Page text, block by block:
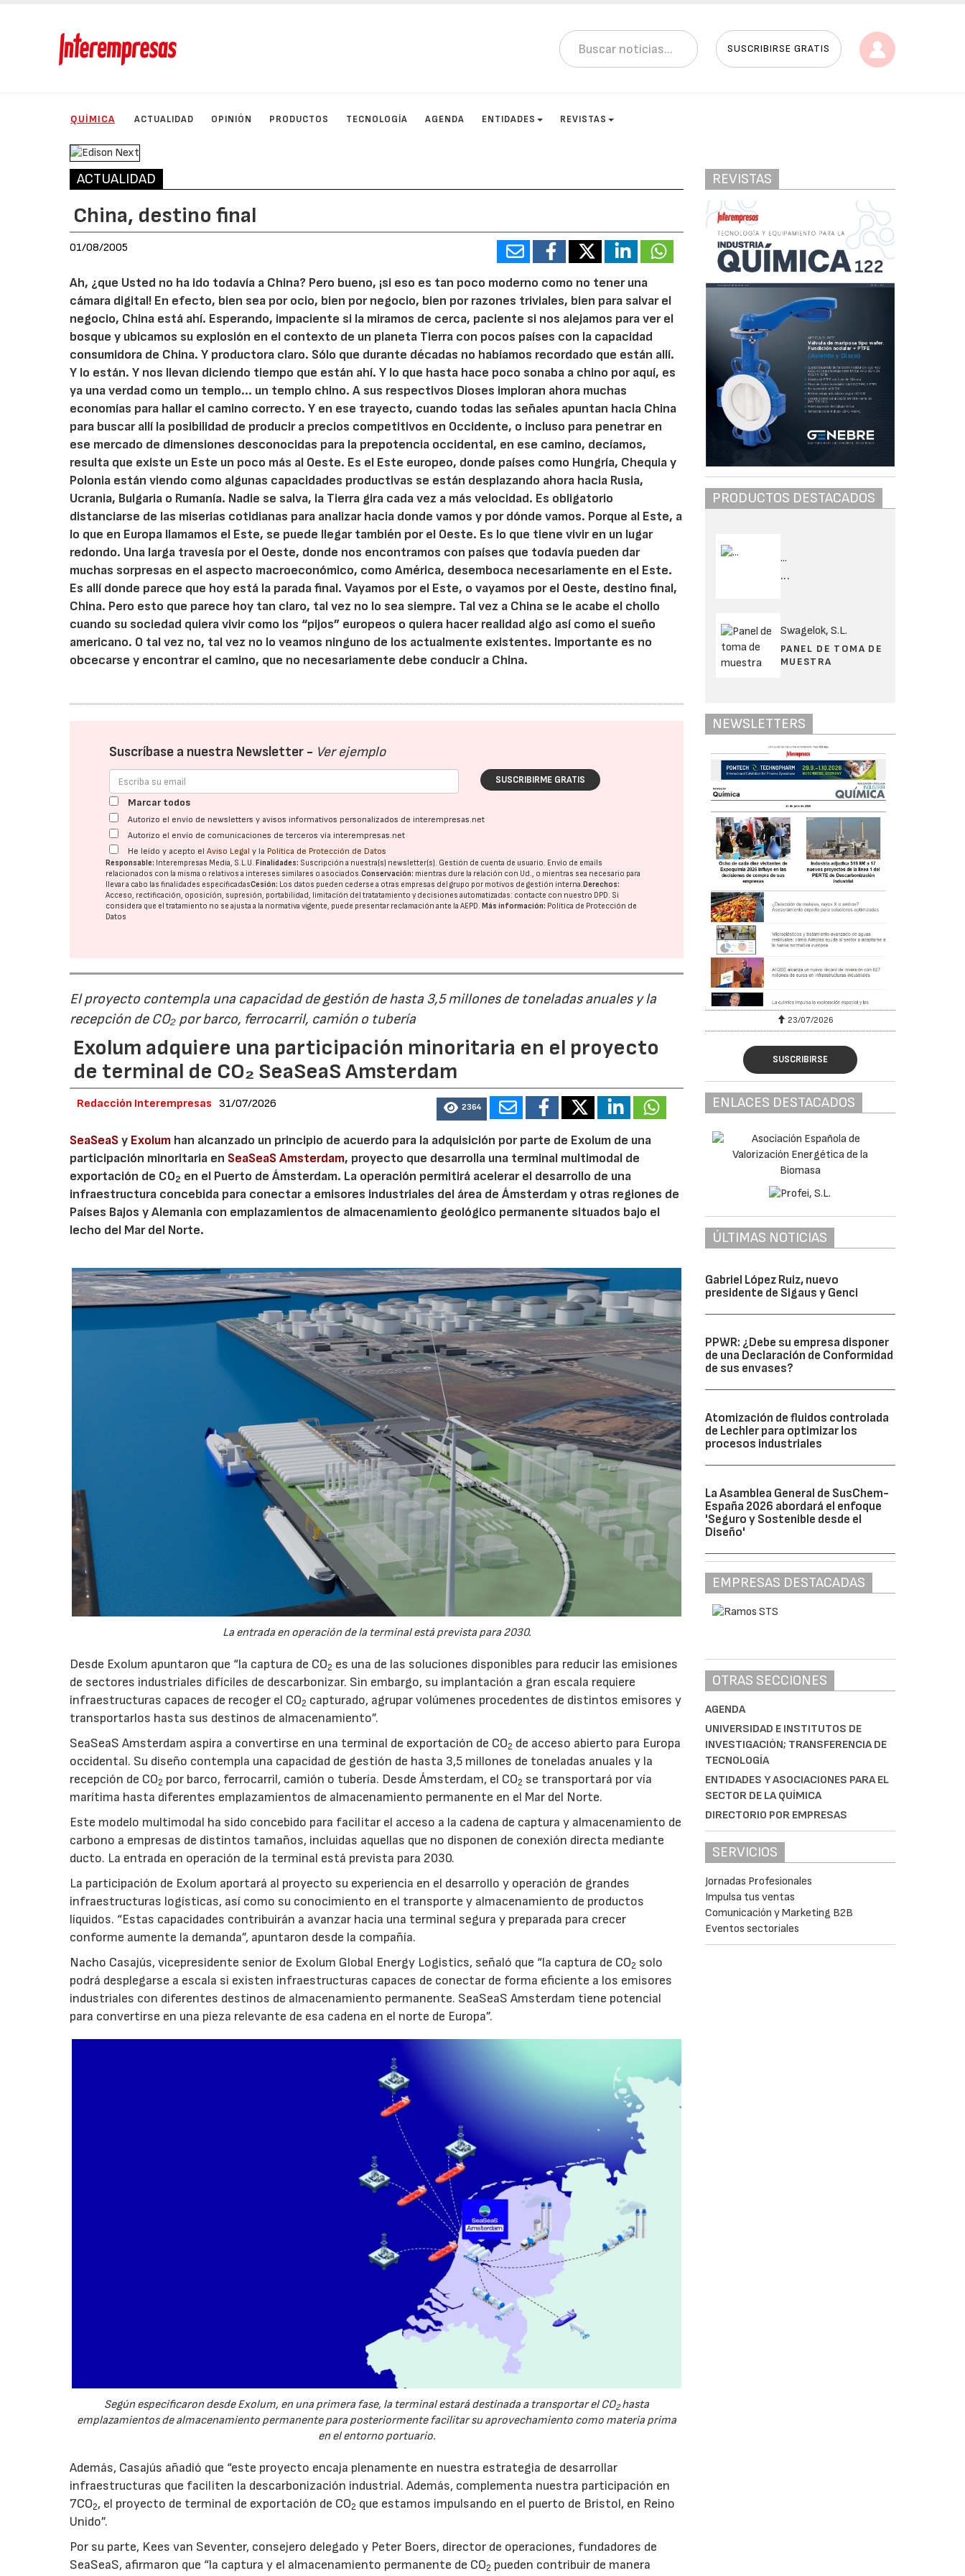
SUSCRIBIRSE GRATIS
QUÍMICA ACTUALIDAD OPINIÓN PRODUCTOS TECNOLOGÍA AGENDA ENTIDADES REVISTAS
ACTUALIDAD
China, destino final
01/08/2005
Ah, ¿que Usted no ha ido todavía a China? Pero bueno, ¡si eso es tan poco moderno como no tener una
cámara digital! En efecto, bien sea por ocio, bien por negocio, bien por razones triviales, bien para salvar el
negocio, China está ahí. Esperando, impaciente si la miramos de cerca, paciente si nos alejamos para ver el
bosque y ubicamos su explosión en el contexto de un planeta Tierra con pocos países con la capacidad
consumidora de China. Y productora claro. Sólo que durante décadas no habíamos recordado que están allí.
Y lo están. Y nos llevan diciendo tiempo que están ahí. Y lo que hasta hace poco sonaba a chino por aquí, es
ya una verdad como un templo... un templo chino. A sus respectivos Dioses imploran ahora muchas
economías para hallar el camino correcto. Y en ese trayecto, cuando todas las señales apuntan hacia China
para buscar allí la posibilidad de producir a precios competitivos en Occidente, o incluso para penetrar en
ese mercado de dimensiones desconocidas para la prepotencia occidental, en ese camino, decíamos,
resulta que existe un Este un poco más al Oeste. Es el Este europeo, donde países como Hungría, Chequia y
Polonia están viendo como algunas capacidades productivas se están desplazando ahora hacia Rusia,
Ucrania, Bulgaria o Rumanía. Nadie se salva, la Tierra gira cada vez a más velocidad. Es obligatorio
distanciarse de las miserias cotidianas para analizar hacia donde vamos y por dónde vamos. Porque al Este, a
lo que en Europa llamamos el Este, se puede llegar también por el Oeste. Es lo que tiene vivir en un lugar
redondo. Una larga travesía por el Oeste, donde nos encontramos con países que todavía pueden dar
muchas sorpresas en el aspecto macroeconómico, como América, desemboca necesariamente en el Este.
Es allí donde parece que hoy está la parada final. Vayamos por el Este, o vayamos por el Oeste, destino final,
China. Pero esto que parece hoy tan claro, tal vez no lo sea siempre. Tal vez a China se le acabe el chollo
cuando su sociedad quiera vivir como los “pijos” europeos o quiera hacer realidad algo así como el sueño
americano. O tal vez no, tal vez no lo veamos ninguno de los actualmente existentes. Importante es no
obcecarse y encontrar el camino, que no necesariamente debe conducir a China.
Suscríbase a nuestra Newsletter - Ver ejemplo
SUSCRIBIRME GRATIS
Marcar todos
Autorizo el envío de newsletters y avisos informativos personalizados de interempresas.net
Autorizo el envío de comunicaciones de terceros vía interempresas.net
He leído y acepto elAviso Legal y la Política de Protección de Datos
Responsable: Interempresas Media, S.L.U. Finalidades: Suscripción a nuestra(s) newsletter(s). Gestión de cuenta de usuario. Envío de emails
relacionados con la misma o relativos a intereses similares o asociados.Conservación: mientras dure la relación con Ud., o mientras sea necesario para
llevar a cabo las finalidades especificadasCesión: Los datos pueden cederse a otras empresas del grupo por motivos de gestión interna. Derechos:
Acceso, rectificación, oposición, supresión, portabilidad, limitación del tratatamiento y decisiones automatizadas: contacte con nuestro DPD. Si
considera que el tratamiento no se ajusta a la normativa vigente, puede presentar reclamación ante laAEPD. Más información: Política de Protección de
Datos
El proyecto contempla una capacidad de gestión de hasta 3,5 millones de toneladas anuales y la
recepción de CO₂ por barco, ferrocarril, camión o tubería
Exolum adquiere una participación minoritaria en el proyecto
de terminal de CO₂ SeaSeaS Amsterdam
Redacción Interempresas 31/07/2026 2364
SeaSeaSy Exolum han alcanzado un principio de acuerdo para la adquisición por parte de Exolum de una
participación minoritaria en SeaSeaS Amsterdam, proyecto que desarrolla una terminal multimodal de
exportación de CO2 en el Puerto de Ámsterdam. La operación permitirá acelerar el desarrollo de una
infraestructura concebida para conectar a emisores industriales del área de Ámsterdam y otras regiones de
Países Bajos y Alemania con emplazamientos de almacenamiento geológico permanente situados bajo el
lecho del Mar del Norte.
La entrada en operación de la terminal está prevista para 2030.
Desde Exolum apuntaron que “la captura de CO2 es una de las soluciones disponibles para reducir las emisiones
de sectores industriales difíciles de descarbonizar. Sin embargo, su implantación a gran escala requiere
infraestructuras capaces de recoger el CO2 capturado, agrupar volúmenes procedentes de distintos emisores y
transportarlos hasta sus destinos de almacenamiento”.
SeaSeaS Amsterdam aspira a convertirse en una terminal de exportación de CO2 de acceso abierto para Europa
occidental. Su diseño contempla una capacidad de gestión de hasta 3,5 millones de toneladas anuales y la
recepción de CO2 por barco, ferrocarril, camión o tubería. Desde Ámsterdam, el CO2 se transportará por vía
marítima hasta diferentes emplazamientos de almacenamiento permanente en el Mar del Norte.
Este modelo multimodal ha sido concebido para facilitar el acceso a la cadena de captura y almacenamiento de
carbono a empresas de distintos tamaños, incluidas aquellas que no disponen de conexión directa mediante
ducto. La entrada en operación de la terminal está prevista para 2030.
La participación de Exolum aportará al proyecto su experiencia en el desarrollo y operación de grandes
infraestructuras logísticas, así como su conocimiento en el transporte y almacenamiento de productos
líquidos. “Estas capacidades contribuirán a avanzar hacia una terminal segura y preparada para crecer
conforme aumente la demanda”, apuntaron desde la compañía.
Nacho Casajús, vicepresidente senior de Exolum Global Energy Logistics, señaló que “la captura de CO2 solo
podrá desplegarse a escala si existen infraestructuras capaces de conectar de forma eficiente a los emisores
industriales con diferentes destinos de almacenamiento permanente. SeaSeaS Amsterdam tiene potencial
para convertirse en una pieza relevante de esa cadena en el norte de Europa”.
Según especificaron desde Exolum, en una primera fase, la terminal estará destinada a transportar el CO2hasta
emplazamientos de almacenamiento permanente para posteriormente facilitar su aprovechamiento como materia prima
en el entorno portuario.
Además, Casajús añadió que “este proyecto encaja plenamente en nuestra estrategia de desarrollar
infraestructuras que faciliten la descarbonización industrial. Además, complementa nuestra participación en
7CO2, el proyecto de terminal de exportación de CO2 que estamos impulsando en el puerto de Bristol, en Reino
Unido”.
Por su parte, Kees van Seventer, consejero delegado y Peter Boers, director de operaciones, fundadores de
SeaSeaS, afirmaron que “la captura y el almacenamiento permanente de CO2 pueden contribuir de manera
REVISTAS
PRODUCTOS DESTACADOS
...
...
Swagelok, S.L.
PANEL DE TOMA DE
MUESTRA
NEWSLETTERS
23/07/2026 23/07/2026
SUSCRIBIRSE
ENLACES DESTACADOS
ÚLTIMAS NOTICIAS
Gabriel López Ruiz, nuevo
presidente de Sigaus y Genci
PPWR: ¿Debe su empresa disponer
de una Declaración de Conformidad
de sus envases?
Atomización de fluidos controlada
de Lechler para optimizar los
procesos industriales
La Asamblea General de SusChem-
España 2026 abordará el enfoque
'Seguro y Sostenible desde el
Diseño'
EMPRESAS DESTACADAS
OTRAS SECCIONES
AGENDA
UNIVERSIDAD E INSTITUTOS DE
INVESTIGACIÓN; TRANSFERENCIA DE
TECNOLOGÍA
ENTIDADES Y ASOCIACIONES PARA EL
SECTOR DE LA QUÍMICA
DIRECTORIO POR EMPRESAS
SERVICIOS
Jornadas Profesionales
Impulsa tus ventas
Comunicación y Marketing B2B
Eventos sectoriales